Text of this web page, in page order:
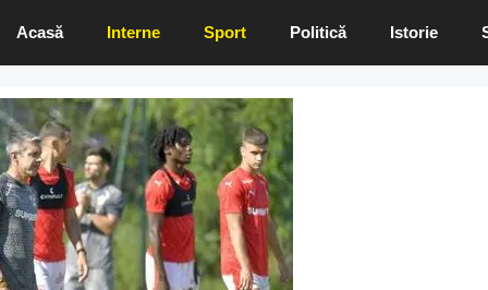
Acasă Interne Sport Politică Istorie